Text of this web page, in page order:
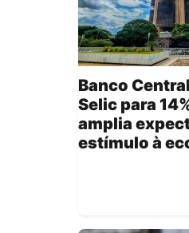
Banco
Selic para
amplia
estímulo à